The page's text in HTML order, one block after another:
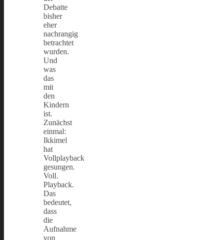
Debatte
bisher
eher
nachrangig
betrachtet
wurden.
Und
was
das
mit
den
Kindern
ist.
Zunächst
einmal:
Ikkimel
hat
Vollplayback
gesungen.
Voll.
Playback.
Das
bedeutet,
dass
die
Aufnahme
von